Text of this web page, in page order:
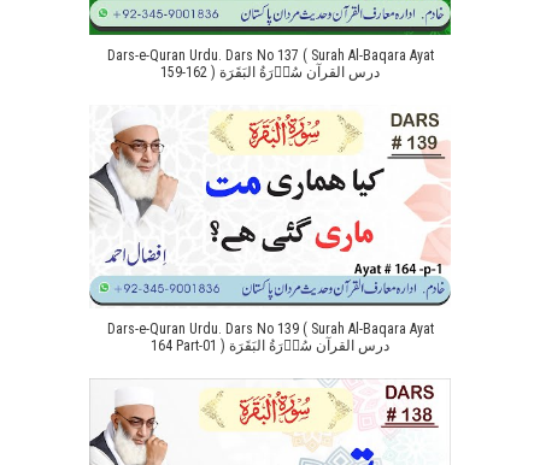
Dars-e-Quran Urdu. Dars No 137 ( Surah Al-Baqara Ayat
159-162 ) درس القرآن سُوۡرَةُ البَقَرَة
Dars-e-Quran Urdu. Dars No 139 ( Surah Al-Baqara Ayat
164 Part-01 ) درس القرآن سُوۡرَةُ البَقَرَة